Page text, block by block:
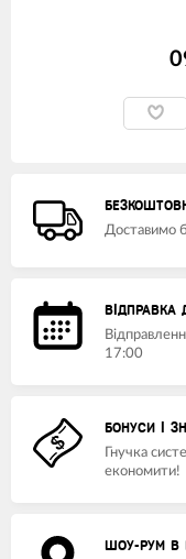
Доставимо
ВІДПРАВКА
17:00
БОНУСИ І
Гнучка
економити!
ШОУ-РУМ В